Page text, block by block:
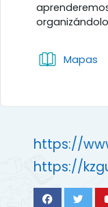
Mapas
https://
https://